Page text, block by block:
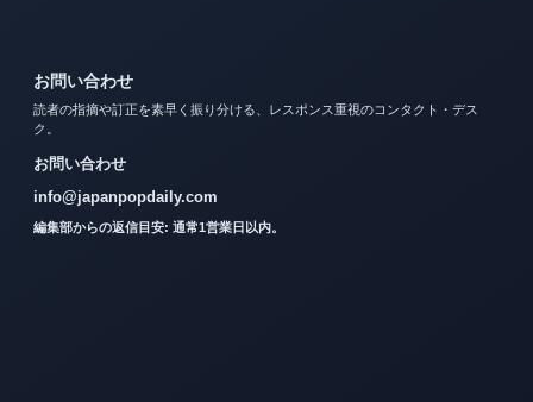
お問い合わせ
読者の指摘や訂正を素早く振り分ける、レスポンス重視のコンタクト・デス
ク。
お問い合わせ
info@japanpopdaily.com
編集部からの返信目安: 通常1営業日以内。